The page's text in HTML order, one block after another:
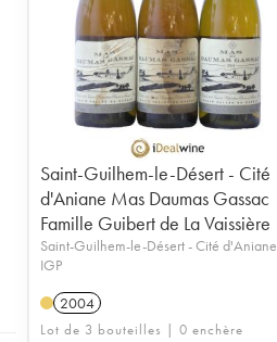
Saint-Guilhem-le-Désert - Cité
d'Aniane Mas Daumas Gassac
Famille Guibert de La Vaissière
Saint-Guilhem-le-Désert - Cité d'Aniane
IGP
2004
Lot de 3 bouteilles | 0 enchère